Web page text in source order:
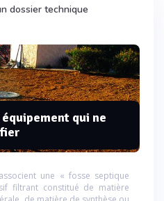
dossier technique
qui ne
une « fosse septique
filtrant constitué de matière